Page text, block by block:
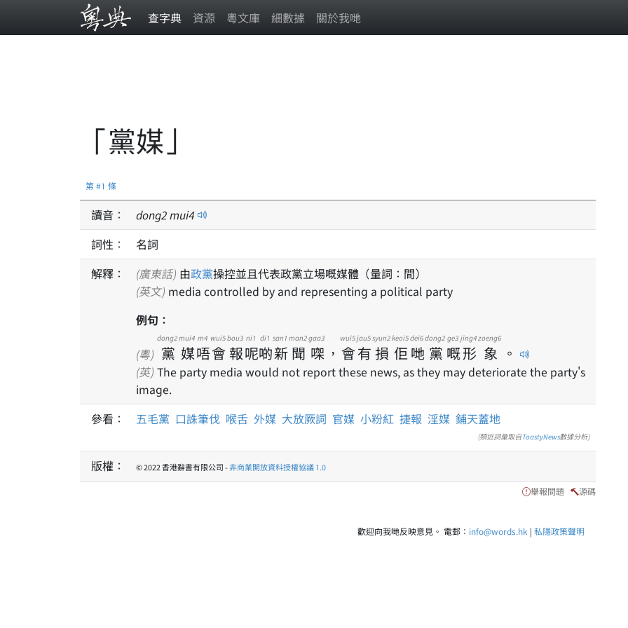
查字典 資源 粵文庫 細數據 關於我哋
「黨媒」
第 #1 條
讀音： dong2mui4
詞性：
名詞
解釋：
(廣東話) 由政黨操控並且代表政黨立場嘅媒體（量詞：間）
(英文) media controlled by and representing a political party
例句：
(粵) 黨
dong2
媒
mui4
唔
m4
會
wui5
報
bou3
呢
ni1
啲
di1
新
san1
聞
man2
㗎
gaa3
， 會
wui5
有
jau5
損
syun2
佢
keoi5
哋
dei6
黨
dong2
嘅
ge3
形
jing4
象
zoeng6
。
(英) The party media would not report these news, as they may deteriorate the party's
image.
參看：
五毛黨 口誅筆伐 喉舌 外媒 大放厥詞 官媒 小粉紅 捷報 淫媒 鋪天蓋地
(類近詞彙取自ToastyNews數據分析)
版權： © 2022 香港辭書有限公司 -非商業開放資料授權協議 1.0
舉報問題 源碼
歡迎向我哋反映意見。 電郵： info@words.hk | 私隱政策聲明